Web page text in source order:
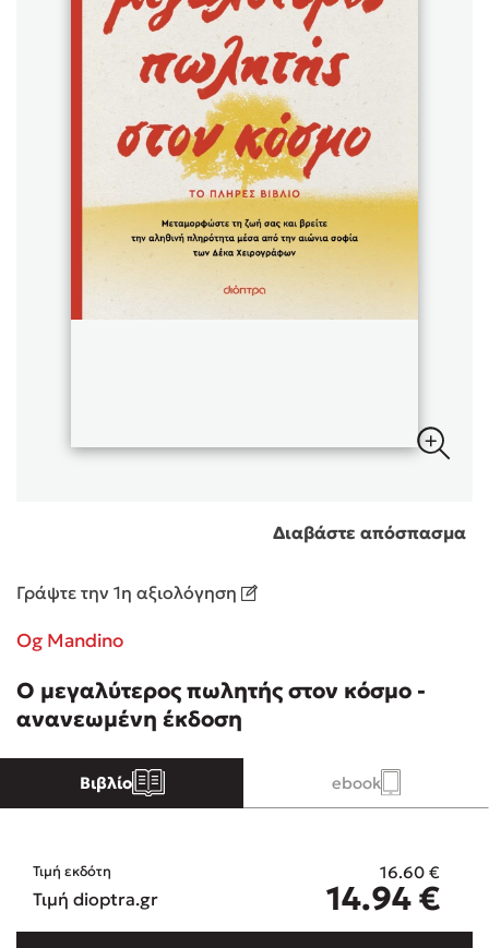
Sebastian Fitzek
Playlist
Κώστας Κρομμύδας
Το λιμάνι μου είσαι εσύ
Ένας γίγαντας στο σχολείο
Διαβάστε απόσπασμα
Γράψτε την 1η αξιολόγηση
Og Mandino
Ο μεγαλύτερος πωλητής στον κόσμο -
ανανεωμένη έκδοση
Βιβλίο ebook
Τιμή εκδότη 16.60 €
Τιμή dioptra.gr 14.94€